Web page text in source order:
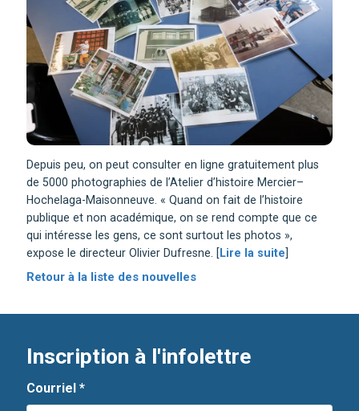
Depuis peu, on peut consulter en ligne gratuitement plus
de 5000 photographies de l’Atelier d’histoire Mercier–
Hochelaga-Maisonneuve. « Quand on fait de l’histoire
publique et non académique, on se rend compte que ce
qui intéresse les gens, ce sont surtout les photos »,
expose le directeur Olivier Dufresne. [ Lire la suite
Retour à la liste des nouvelles
Inscription à l'infolettre
Courriel *